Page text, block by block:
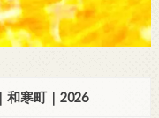
和寒町｜2026